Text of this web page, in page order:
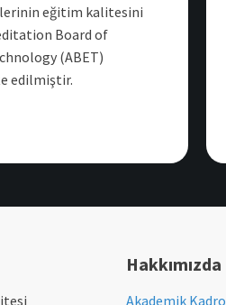
eğitim kalitesini
Board of
(ABET)
edilmiştir.
Hakkımızda
Akademik Kadro